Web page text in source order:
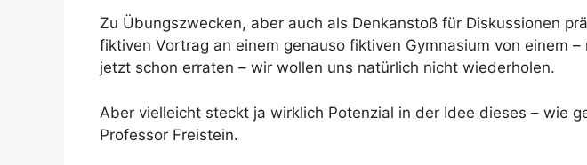
Zu Übungszwecken, aber auch als Denkanstoß für Diskussionen
fiktiven Vortrag an einem genauso fiktiven Gymnasium von einem –
jetzt schon erraten – wir wollen uns natürlich nicht wiederholen.
Aber vielleicht steckt ja wirklich Potenzial in der Idee dieses – wie
Professor Freistein.